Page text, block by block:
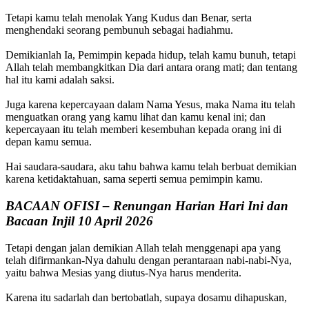
Tetapi kamu telah menolak Yang Kudus dan Benar, serta
menghendaki seorang pembunuh sebagai hadiahmu.
Demikianlah Ia, Pemimpin kepada hidup, telah kamu bunuh, tetapi
Allah telah membangkitkan Dia dari antara orang mati; dan tentang
hal itu kami adalah saksi.
Juga karena kepercayaan dalam Nama Yesus, maka Nama itu telah
menguatkan orang yang kamu lihat dan kamu kenal ini; dan
kepercayaan itu telah memberi kesembuhan kepada orang ini di
depan kamu semua.
Hai saudara-saudara, aku tahu bahwa kamu telah berbuat demikian
karena ketidaktahuan, sama seperti semua pemimpin kamu.
BACAAN OFISI – Renungan Harian Hari Ini dan
Bacaan Injil 10 April 2026
Tetapi dengan jalan demikian Allah telah menggenapi apa yang
telah difirmankan-Nya dahulu dengan perantaraan nabi-nabi-Nya,
yaitu bahwa Mesias yang diutus-Nya harus menderita.
Karena itu sadarlah dan bertobatlah, supaya dosamu dihapuskan,